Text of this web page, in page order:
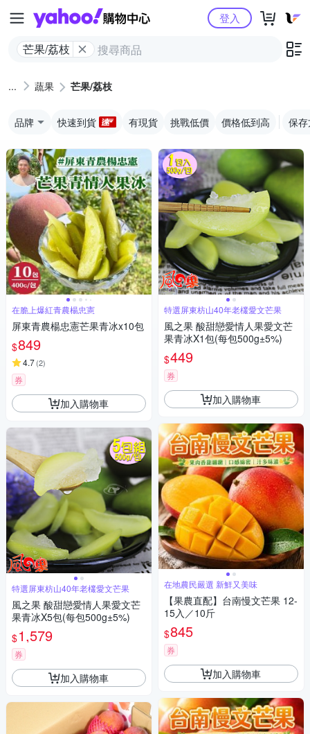
Yahoo購物中心
芒果/荔枝
登入
蔬果 芒果/荔枝
品牌 快速到貨 有現貨 挑戰低價 價格低到高 保
在脆上爆紅青農楊忠憲
屏東青農楊忠憲芒果青冰x10包
$849
4.7(2)
券
加入購物車
特選屏東枋山40年老欉愛文芒果
風之果 酸甜戀愛情人果愛文芒
果青冰X5包(每包500g±5%)
$1,579
券
加入購物車
特選屏東枋山40年老欉愛文芒果
風之果 酸甜戀愛情人果愛文芒
果青冰X1包(每包500g±5%)
$449
券
加入購物車
在地農民嚴選 新鮮又美味
【果農直配】台南慢文芒果 12-
15入／10斤
$845
券
加入購物車